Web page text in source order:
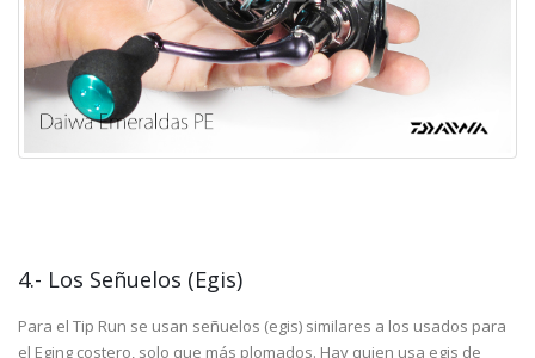
4.- Los Señuelos (Egis)
Para el Tip Run se usan señuelos (egis) similares a los usados para
el Eging costero, solo que más plomados. Hay quien usa egis de